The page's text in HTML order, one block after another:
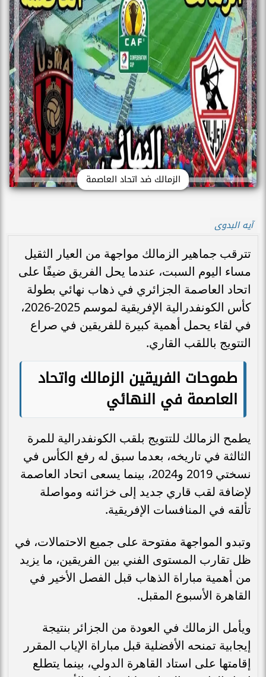
الزمالك ضد اتحاد العاصمة
آيه البدوى
تترقب جماهير الزمالك مواجهة من العيار الثقيل
مساء اليوم السبت، عندما يحل الفريق ضيفًا على
اتحاد العاصمة الجزائري في ذهاب نهائي بطولة
كأس الكونفدرالية الإفريقية لموسم 2025-2026،
في لقاء يحمل أهمية كبيرة للفريقين في صراع
التتويج باللقب القاري.
طموحات الفريقين الزمالك واتحاد
العاصمة في النهائي
يطمح الزمالك للتتويج بلقب الكونفدرالية للمرة
الثالثة في تاريخه، بعدما سبق له رفع الكأس في
نسختي 2019 و2024، بينما يسعى اتحاد العاصمة
لإضافة لقب قاري جديد إلى خزائنه ومواصلة
تألقه في المنافسات الإفريقية.
وتبدو المواجهة مفتوحة على جميع الاحتمالات، في
ظل تقارب المستوى الفني بين الفريقين، ما يزيد
من أهمية مباراة الذهاب قبل الفصل الأخير في
القاهرة الأسبوع المقبل.
ويأمل الزمالك في العودة من الجزائر بنتيجة
إيجابية تمنحه الأفضلية قبل مباراة الإياب المقرر
إقامتها على استاد القاهرة الدولي، بينما يتطلع